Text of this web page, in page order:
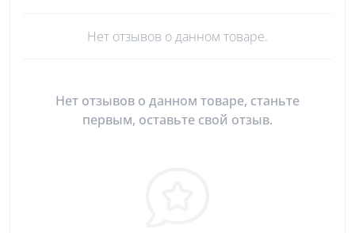
Нет отзывов о данном товаре.
Нет отзывов о данном товаре, станьте
первым, оставьте свой отзыв.